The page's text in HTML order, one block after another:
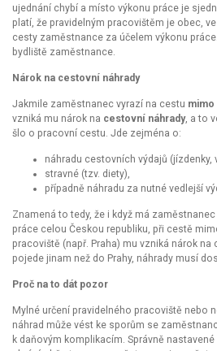
ujednání chybí a místo výkonu práce je
platí, že pravidelným pracovištěm je obec,
cesty zaměstnance za účelem výkonu
bydliště zaměstnance.
Nárok na cestovní náhrady
Jakmile zaměstnanec vyrazí na cestu
vzniká mu nárok na cestovní náhrady, a to
šlo o pracovní cestu. Jde zejména o:
náhradu cestovních výdajů (jízdenky,
stravné (tzv. diety),
případně náhradu za nutné vedlejší
Znamená to tedy, že i když má
práce celou Českou republiku, při cestě
pracoviště (např. Praha) mu vzniká nárok na
pojede jinam než do Prahy, náhrady musí
Proč na to dát pozor
Mylné určení pravidelného pracoviště nebo
náhrad může vést ke sporům se
k daňovým komplikacím. Správně